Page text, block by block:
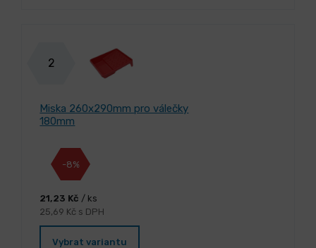
2
Miska 260x290mm pro válečky
180mm
-8%
21,23 Kč / ks
25,69 Kč s DPH
Vybrat variantu